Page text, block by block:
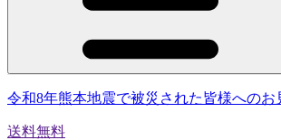
令和8年熊本地震で被災された皆様へのお
送料無料